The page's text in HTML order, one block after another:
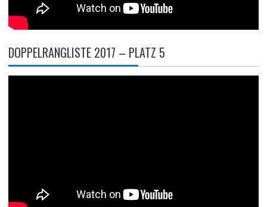
DOPPELRANGLISTE 2017 – PLATZ 5